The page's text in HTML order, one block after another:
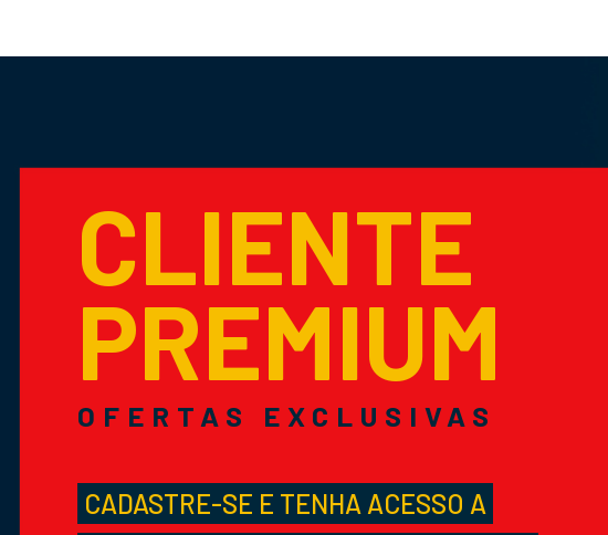
CLIENTE
PREMIUM
OFERTAS EXCLUSIVAS
CADASTRE-SE E TENHA ACESSO A